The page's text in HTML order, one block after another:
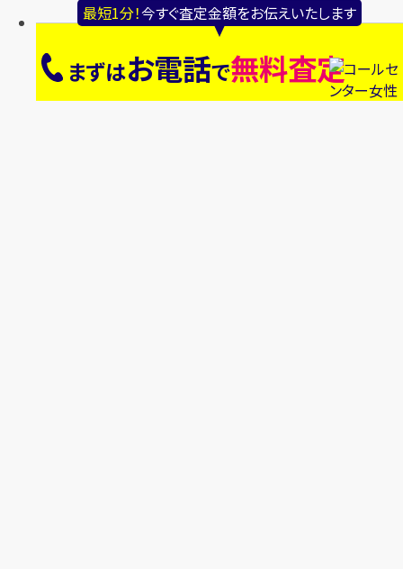
最短1分！今すぐ査定金額をお伝えいたします
まずはお電話で無料査定